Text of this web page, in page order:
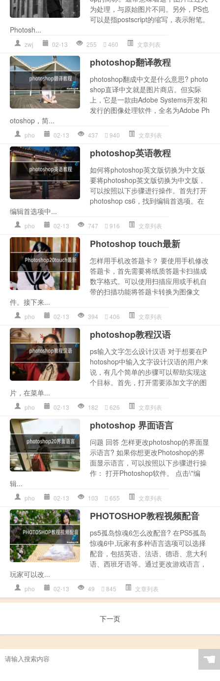
为处理，与原始图片不同。另外，PS也
可以是指postscript的缩写，表示附笔。
Photosh...
zwj 02-13 255 460 文章列表
photoshop翻译教程
photoshop翻成中文是什么意思? photo
shop直译中文就是图片商店。但实际
上，它是一款由Adobe Systems开发和
发行的图像处理软件，全名为Adobe Ph
otoshop，简...
pho 02-13 437 940 文章列表
photoshop英语教程
如何将photoshop英文版切换为中文版
要将photoshop英文版切换为中文版，
可以按照以下步骤进行操作。首先打开
photoshop cs6，找到编辑首选项。在
编辑首选项中...
pho 02-13 747 916 文章列表
Photoshop touch最新
怎样用手机改答题卡？ 要使用手机修改
答题卡，首先需要将纸质答题卡扫描成
数字格式。可以使用扫描应用或手机自
带的扫描功能将答题卡转换为图像文
件。接下来...
pho 02-13 394 406 文章列表
photoshop教程汉语
ps输入文字怎么设计汉语 对于想要在P
hotoshop中输入文字设计汉语的用户来
说，有几个简单的步骤可以帮助实现这
个目标。首先，打开需要添加文字的图
片，在菜单...
pho 02-13 182 626 文章列表
photoshop 界面语言
问题 回答 怎样更改photoshop的界面显
示语言? 如果你想更改Photoshop的界
面显示语言，可以按照以下步骤进行操
作： 打开Photoshop软件。 点击\"编
辑...
pho 02-13 103 655 文章列表
PHOTOSHOP教程视频配音
ps5孤岛惊魂6怎么改配音? 在PS5孤岛
惊魂6中,玩家有多种语言选项可以选择
配音，包括英语、法语、德语、意大利
语、西班牙语等。通过更改游戏语言，
玩家可以改...
pho 02-13 49 845 文章列表
下一页
☚